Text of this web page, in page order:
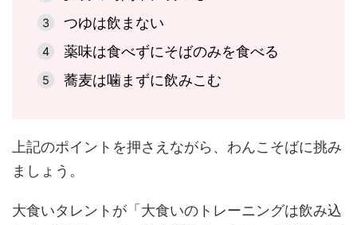
つゆは飲まない
薬味は食べずにそばのみを食べる
蕎麦は噛まずに飲みこむ
上記のポイントを押さえながら、わんこそばに挑み
ましょう。
大食いタレントが「大食いのトレーニングは飲み込